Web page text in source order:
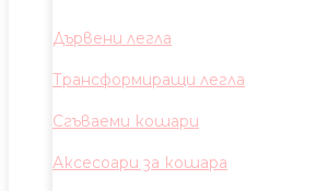
Дървени легла
Трансформиращи легла
Сгъваеми кошари
Аксесоари за кошара